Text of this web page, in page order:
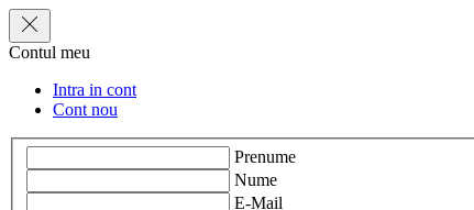
Contul meu
Intra in cont
Cont nou
Prenume
Nume
E-Mail